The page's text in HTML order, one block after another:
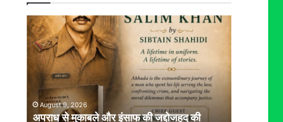
अपराध
से
मुकाबले
इंसाफ
जद्दोजहद
की
August 9, 2026
अपराध से मुकाबले और इंसाफ की जद्दोजहद की